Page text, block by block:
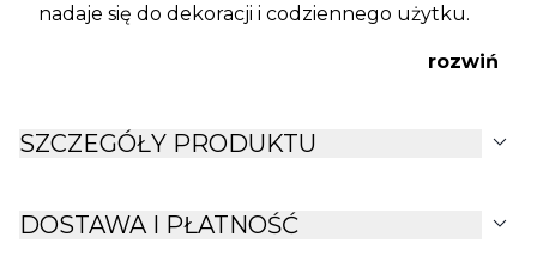
nadaje się do dekoracji i codziennego użytku.
rozwiń
SZCZEGÓŁY PRODUKTU expand_more
DOSTAWA I PŁATNOŚĆ expand_more